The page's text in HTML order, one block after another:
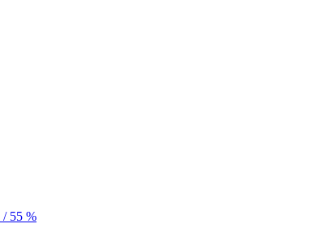
/ 55 %